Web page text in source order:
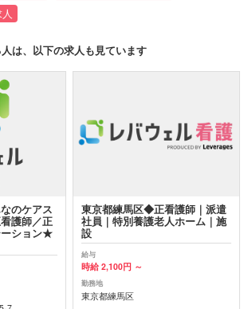
は、以下の求人も見ています
のケアス
護師／正
ーション★
東京都練馬区◆正看護師｜派遣
社員｜特別養護老人ホーム｜施
設
給与
時給 2,100円 ～
勤務地
東京都練馬区